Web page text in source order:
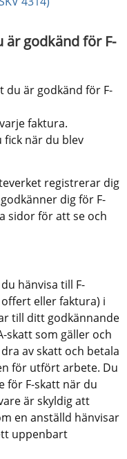
är godkänd för F-
du är godkänd för F-
faktura.
när du blev
registrerar dig
dig för F-
sidor för att se och
hänvisa till F-
eller faktura) i
till ditt godkännande
skatt som gäller och
av skatt och betala
för utfört arbete. Du
för F-skatt när du
är skyldig att
en anställd hänvisar
uppenbart